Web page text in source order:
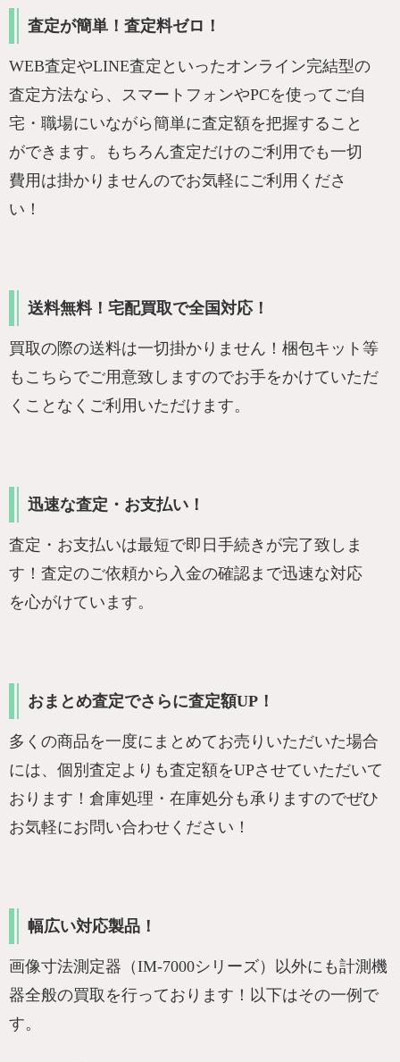
査定が簡単！査定料ゼロ！
WEB査定やLINE査定といったオンライン完結型の
査定方法なら、スマートフォンやPCを使ってご自
宅・職場にいながら簡単に査定額を把握すること
ができます。もちろん査定だけのご利用でも一切
費用は掛かりませんのでお気軽にご利用くださ
い！
送料無料！宅配買取で全国対応！
買取の際の送料は一切掛かりません！梱包キット等
もこちらでご用意致しますのでお手をかけていただ
くことなくご利用いただけます。
迅速な査定・お支払い！
査定・お支払いは最短で即日手続きが完了致しま
す！査定のご依頼から入金の確認まで迅速な対応
を心がけています。
おまとめ査定でさらに査定額UP！
多くの商品を一度にまとめてお売りいただいた場合
には、個別査定よりも査定額をUPさせていただいて
おります！倉庫処理・在庫処分も承りますのでぜひ
お気軽にお問い合わせください！
幅広い対応製品！
画像寸法測定器（IM-7000シリーズ）以外にも計測機
器全般の買取を行っております！以下はその一例で
す。